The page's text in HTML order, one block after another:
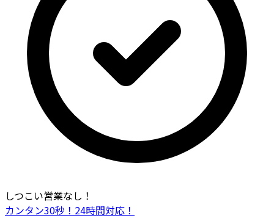
しつこい営業なし！
カンタン30秒！24時間対応！